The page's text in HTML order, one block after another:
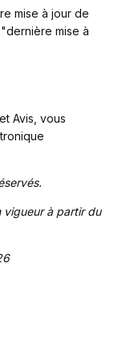
mise à jour de
mise à
Avis, vous
vigueur à partir du